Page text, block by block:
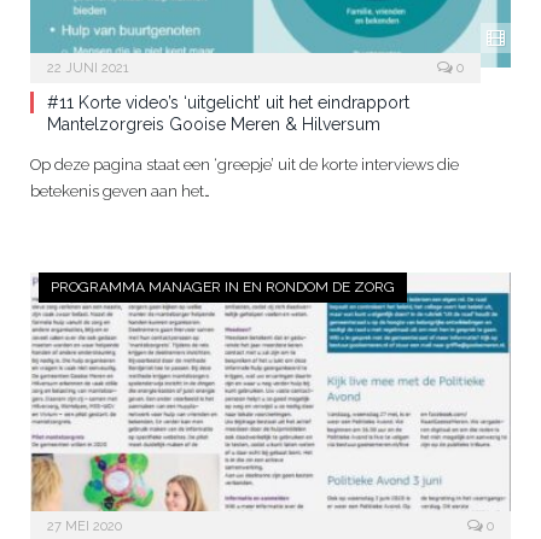
22 JUNI 2021 0
#11 Korte video’s ‘uitgelicht’ uit het eindrapport
Mantelzorgreis Gooise Meren & Hilversum
Op deze pagina staat een ‘greepje’ uit de korte interviews die
betekenis geven aan het…
PROGRAMMA MANAGER IN EN RONDOM DE ZORG
27 MEI 2020 0